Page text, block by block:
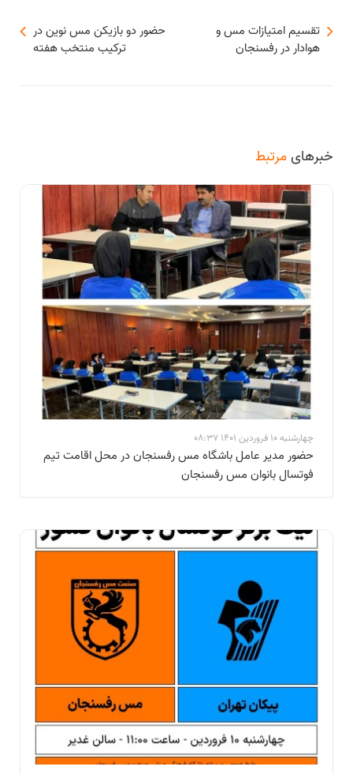
حضور دو بازیکن مس نوین در
ترکیب منتخب هفته
تقسیم امتیازات مس و
هوادار در رفسنجان
خبرهایمرتبط
چهارشنبه 10 فروردین 1401 08:37
حضور مدیر عامل باشگاه مس رفسنجان در محل اقامت تیم
فوتسال بانوان مس رفسنجان